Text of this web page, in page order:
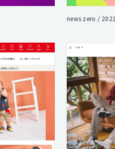
news zero / 2021